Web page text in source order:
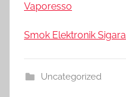
Vaporesso
Smok Elektronik Sigara
Uncategorized